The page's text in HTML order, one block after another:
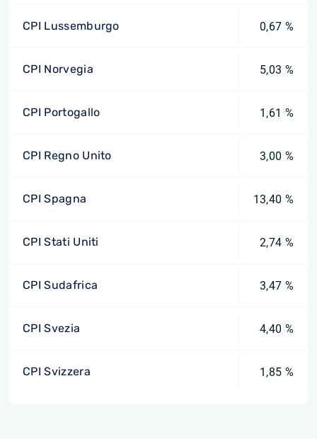
CPI Lussemburgo 0,67 %
CPI Norvegia 5,03 %
CPI Portogallo 1,61 %
CPI Regno Unito 3,00 %
CPI Spagna 13,40 %
CPI Stati Uniti 2,74 %
CPI Sudafrica 3,47 %
CPI Svezia 4,40 %
CPI Svizzera 1,85 %